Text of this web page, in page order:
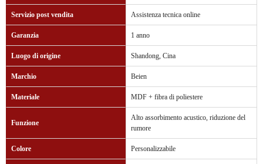
Servizio post vendita Assistenza tecnica online
Garanzia 1 anno
Luogo di origine Shandong, Cina
Marchio Beien
Materiale MDF + fibra di poliestere
Funzione
Alto assorbimento acustico, riduzione del
rumore
Colore Personalizzabile